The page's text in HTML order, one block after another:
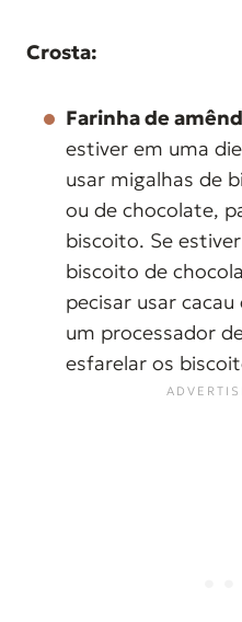
Crosta:
Farinha de
estiver em uma
usar migalhas de
ou de chocolate,
biscoito. Se
biscoito de
pecisar usar
um processador
esfarelar os